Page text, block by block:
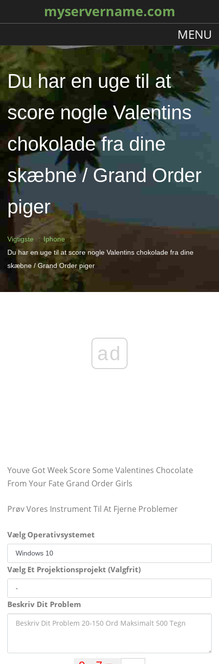
myservername.com
MENU
Du har en uge til at
score nogle Valentins
chokolade fra dine
skæbne / Grand Order
piger
Vigtigste
Iphone
Du har en uge til at score nogle Valentins chokolade fra dine
skæbne / Grand Order piger
ad
Youve Got Week Score Some Valentines Chocolate
From Your Fate Grand Order Girls
Prøv Vores Instrument Til At Fjerne Problemer
Vælg Operativsystemet
Vælg Et Projektionsprojekt (Valgfrit)
Beskriv Dit Problem